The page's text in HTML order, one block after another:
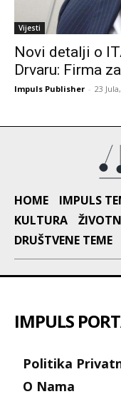
Vijesti
Novi detalji o
Drvaru: Firma
Impuls Publisher - 23
HOME IMPULS
KULTURA
DRUŠTVENE TEME
IMPULS
Politika
O Nama